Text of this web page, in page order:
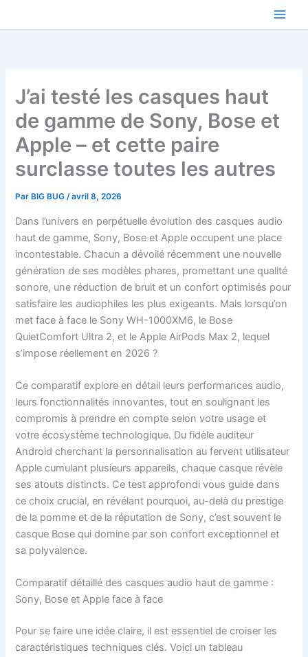
J’ai testé les casques haut
de gamme de Sony, Bose et
Apple – et cette paire
surclasse toutes les autres
Par BIG BUG/avril 8, 2026
Dans l’univers en perpétuelle évolution des casques audio
haut de gamme, Sony, Bose et Apple occupent une place
incontestable. Chacun a dévoilé récemment une nouvelle
génération de ses modèles phares, promettant une qualité
sonore, une réduction de bruit et un confort optimisés pour
satisfaire les audiophiles les plus exigeants. Mais lorsqu’on
met face à face le Sony WH-1000XM6, le Bose
QuietComfort Ultra 2, et le Apple AirPods Max 2, lequel
s’impose réellement en 2026 ?
Ce comparatif explore en détail leurs performances audio,
leurs fonctionnalités innovantes, tout en soulignant les
compromis à prendre en compte selon votre usage et
votre écosystème technologique. Du fidèle auditeur
Android cherchant la personnalisation au fervent utilisateur
Apple cumulant plusieurs appareils, chaque casque révèle
ses atouts distincts. Ce test approfondi vous guide dans
ce choix crucial, en révélant pourquoi, au-delà du prestige
de la pomme et de la réputation de Sony, c’est souvent le
casque Bose qui domine par son confort exceptionnel et
sa polyvalence.
Comparatif détaillé des casques audio haut de gamme :
Sony, Bose et Apple face à face
Pour se faire une idée claire, il est essentiel de croiser les
caractéristiques techniques clés. Voici un tableau